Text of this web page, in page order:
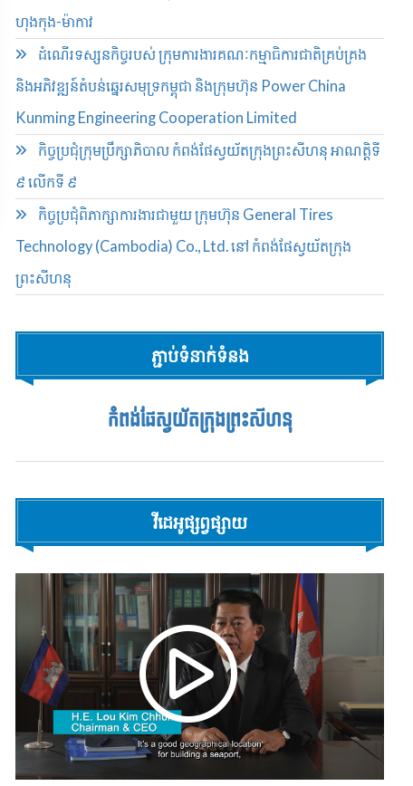
ហុងកុង-ម៉ាកាវ
ដំណើរទស្សនកិច្ចរបស់ ក្រុមការងារគណៈកម្មាធិការជាតិគ្រប់គ្រង
និងអភិវឌ្ឍន៍តំបន់ឆ្នេរសមុទ្រកម្ពុជា និងក្រុមហ៊ុន Power China
Kunming Engineering Cooperation Limited
កិច្ចប្រជុំក្រុមប្រឹក្សាភិបាល កំពង់ផែស្វយ័តក្រុងព្រះសីហនុ អាណត្តិទី
៩ លើកទី ៩
កិច្ចប្រជុំពិភាក្សាការងារជាមួយ ក្រុមហ៊ុន General Tires
Technology (Cambodia) Co., Ltd. នៅ កំពង់ផែស្វយ័តក្រុង
ព្រះសីហនុ
ភ្ជាប់ទំនាក់ទំនង
កំពង់ផែស្វយ័តក្រុងព្រះសីហនុ
វីដេអូផ្សព្វផ្សាយ